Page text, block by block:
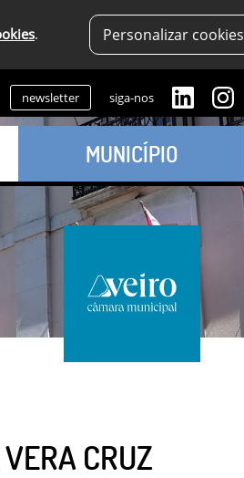
. Personalizar cookies
newsletter siga-nos
MUNICÍPIO
CRUZ